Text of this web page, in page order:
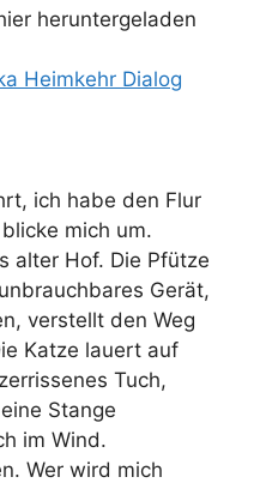
heruntergeladen
Heimkehr Dialog
ich habe den Flur
mich um.
alter Hof. Die Pfütze
Gerät,
verstellt den Weg
Katze lauert auf
Tuch,
Stange
im Wind.
Wer wird mich